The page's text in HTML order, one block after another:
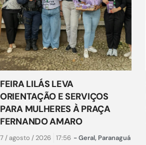
FEIRA LILÁS LEVA
ORIENTAÇÃO E SERVIÇOS
PARA MULHERES À PRAÇA
FERNANDO AMARO
7 / agosto / 2026 17:56 -Geral, Paranaguá